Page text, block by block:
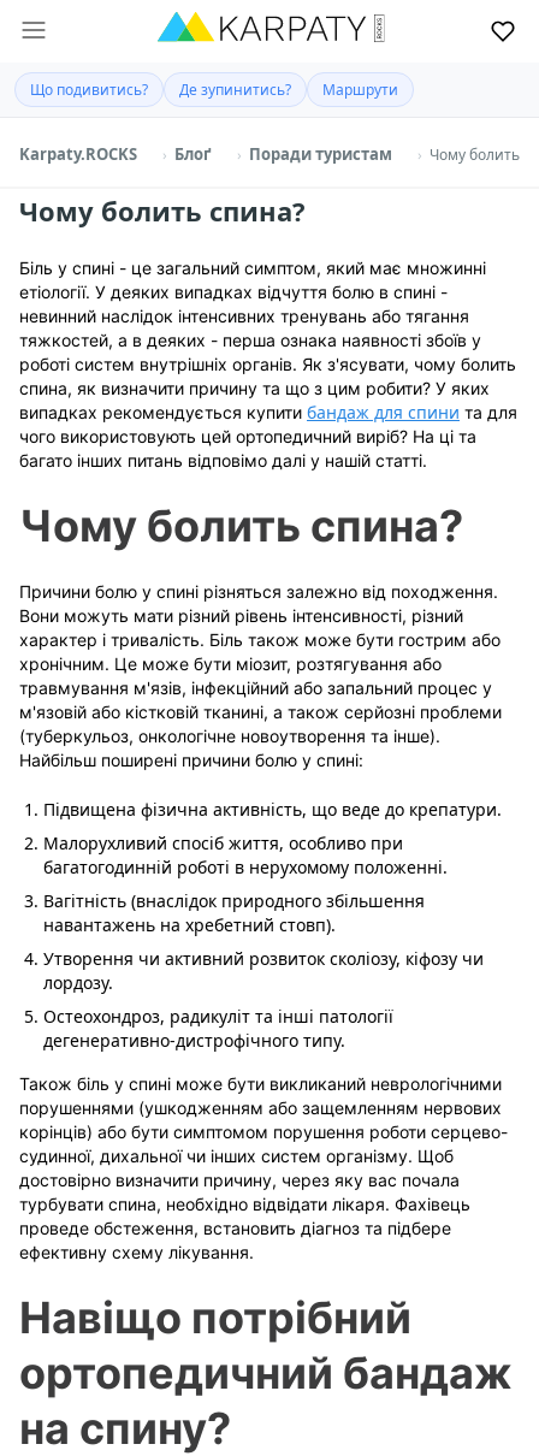
Що подивитись? Де зупинитись? Маршрути
Karpaty.ROCKS Блоґ Поради туристам Чому болить
Чому болить спина?
Біль у спині - це загальний симптом, який має множинні
етіології. У деяких випадках відчуття болю в спині -
невинний наслідок інтенсивних тренувань або тягання
тяжкостей, а в деяких - перша ознака наявності збоїв у
роботі систем внутрішніх органів. Як з'ясувати, чому болить
спина, як визначити причину та що з цим робити? У яких
випадках рекомендується купити бандаж для спини та для
чого використовують цей ортопедичний виріб? На ці та
багато інших питань відповімо далі у нашій статті.
Чому болить спина?
Причини болю у спині різняться залежно від походження.
Вони можуть мати різний рівень інтенсивності, різний
характер і тривалість. Біль також може бути гострим або
хронічним. Це може бути міозит, розтягування або
травмування м'язів, інфекційний або запальний процес у
м'язовій або кістковій тканині, а також серйозні проблеми
(туберкульоз, онкологічне новоутворення та інше).
Найбільш поширені причини болю у спині:
Підвищена фізична активність, що веде до крепатури.
Малорухливий спосіб життя, особливо при
багатогодинній роботі в нерухомому положенні.
Вагітність (внаслідок природного збільшення
навантажень на хребетний стовп).
Утворення чи активний розвиток сколіозу, кіфозу чи
лордозу.
Остеохондроз, радикуліт та інші патології
дегенеративно-дистрофічного типу.
Також біль у спині може бути викликаний неврологічними
порушеннями (ушкодженням або защемленням нервових
корінців) або бути симптомом порушення роботи серцево-
судинної, дихальної чи інших систем організму. Щоб
достовірно визначити причину, через яку вас почала
турбувати спина, необхідно відвідати лікаря. Фахівець
проведе обстеження, встановить діагноз та підбере
ефективну схему лікування.
Навіщо потрібний
ортопедичний бандаж
на спину?